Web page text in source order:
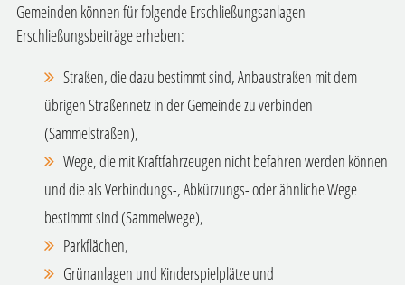
Gemeinden können für folgende Erschließungsanlagen
Erschließungsbeiträge erheben:
Straßen, die dazu bestimmt sind, Anbaustraßen mit dem
übrigen Straßennetz in der Gemeinde zu verbinden
(Sammelstraßen),
Wege, die mit Kraftfahrzeugen nicht befahren werden können
und die als Verbindungs-, Abkürzungs- oder ähnliche Wege
bestimmt sind (Sammelwege),
Parkflächen,
Grünanlagen und Kinderspielplätze und